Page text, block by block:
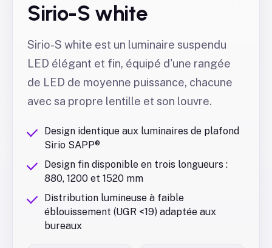
Sirio-S white
Sirio-S white est un luminaire suspendu
LED élégant et fin, équipé d'une rangée
de LED de moyenne puissance, chacune
avec sa propre lentille et son louvre.
Design identique aux luminaires de plafond
Sirio SAPP®
Design fin disponible en trois longueurs :
880, 1200 et 1520 mm
Distribution lumineuse à faible
éblouissement (UGR <19) adaptée aux
bureaux